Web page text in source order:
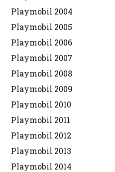
Playmobil 2004
Playmobil 2005
Playmobil 2006
Playmobil 2007
Playmobil 2008
Playmobil 2009
Playmobil 2010
Playmobil 2011
Playmobil 2012
Playmobil 2013
Playmobil 2014